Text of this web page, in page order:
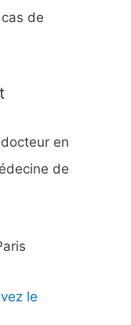
de
en
de
le